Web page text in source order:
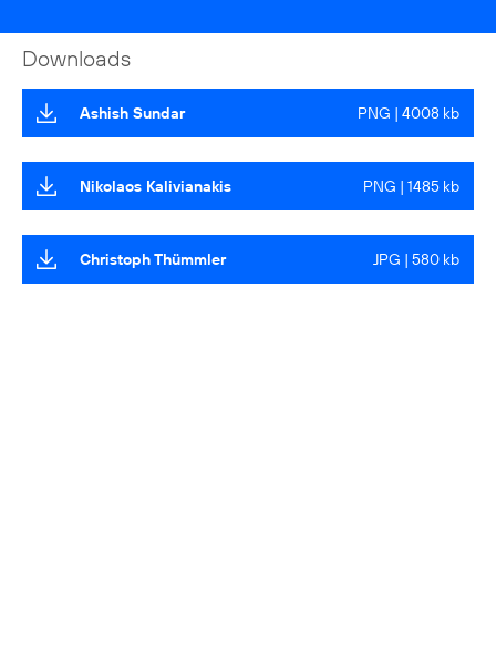
Downloads
Ashish Sundar PNG | 4008 kb
Nikolaos Kalivianakis PNG | 1485 kb
Christoph Thümmler JPG | 580 kb